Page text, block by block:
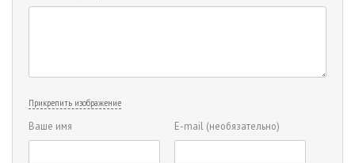
Прикрепить изображение
Ваше имя E-mail (необязательно)